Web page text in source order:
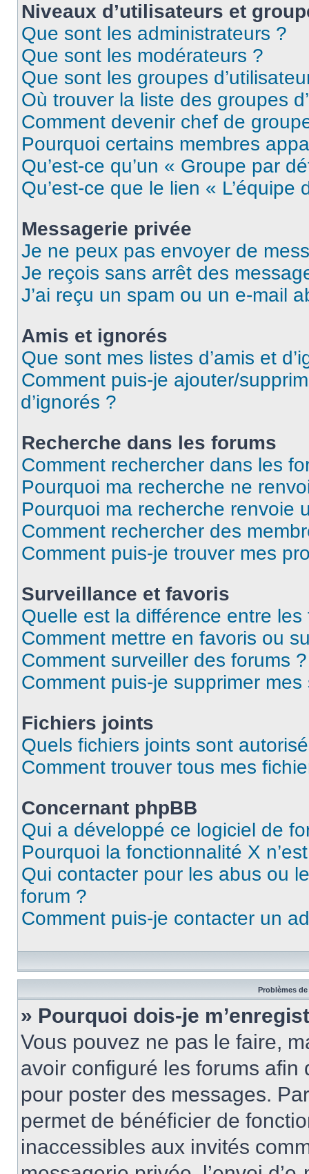
Niveaux d’utilisateurs et
Que sont les administrateurs ?
Que sont les modérateurs ?
Que sont les groupes
Où trouver la liste des groupes
Comment devenir chef de
Pourquoi certains membres
Qu’est-ce qu’un « Groupe par
Qu’est-ce que le lien « L’équipe
Messagerie privée
Je ne peux pas envoyer de
Je reçois sans arrêt des
J’ai reçu un spam ou un e-mail
Amis et ignorés
Que sont mes listes d’amis et
Comment puis-je ajouter/
d’ignorés ?
Recherche dans les forums
Comment rechercher dans les
Pourquoi ma recherche ne
Pourquoi ma recherche renvoie
Comment rechercher des
Comment puis-je trouver mes
Surveillance et favoris
Quelle est la différence entre
Comment mettre en favoris ou
Comment surveiller des forums ?
Comment puis-je supprimer
Fichiers joints
Quels fichiers joints sont
Comment trouver tous mes
Concernant phpBB
Qui a développé ce logiciel de
Pourquoi la fonctionnalité X
Qui contacter pour les abus ou
forum ?
Comment puis-je contacter un
Problèmes
» Pourquoi dois-je
Vous pouvez ne pas le faire,
avoir configuré les forums afin
pour poster des messages.
permet de bénéficier de
inaccessibles aux invités